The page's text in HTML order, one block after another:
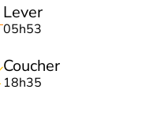
Lever
05h53
Coucher
18h35